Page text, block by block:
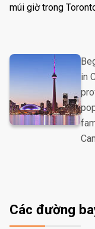
múi giờ trong
in
Các đường